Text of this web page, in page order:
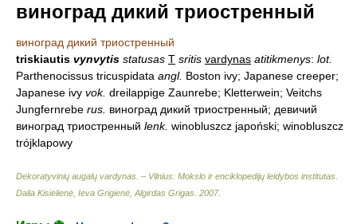
виноград дикий триостренный
виноград дикий триостренный
triskiautis vynvytis statusas T sritis vardynas atitikmenys: lot.
Parthenocissus tricuspidata angl. Boston ivy; Japanese creeper;
Japanese ivy vok. dreilappige Zaunrebe; Kletterwein; Veitchs
Jungfernrebe rus. виноград дикий триостренный; девичий
виноград триостренный lenk. winobluszcz japoński; winobluszcz
trójklapowy
Dekoratyvinių augalų vardynas. – Vilnius: Mokslo ir enciklopedijų leidybos institutas
Dalia Kisielienė, Ieva Grigienė, Algirdas Grigas 2007.